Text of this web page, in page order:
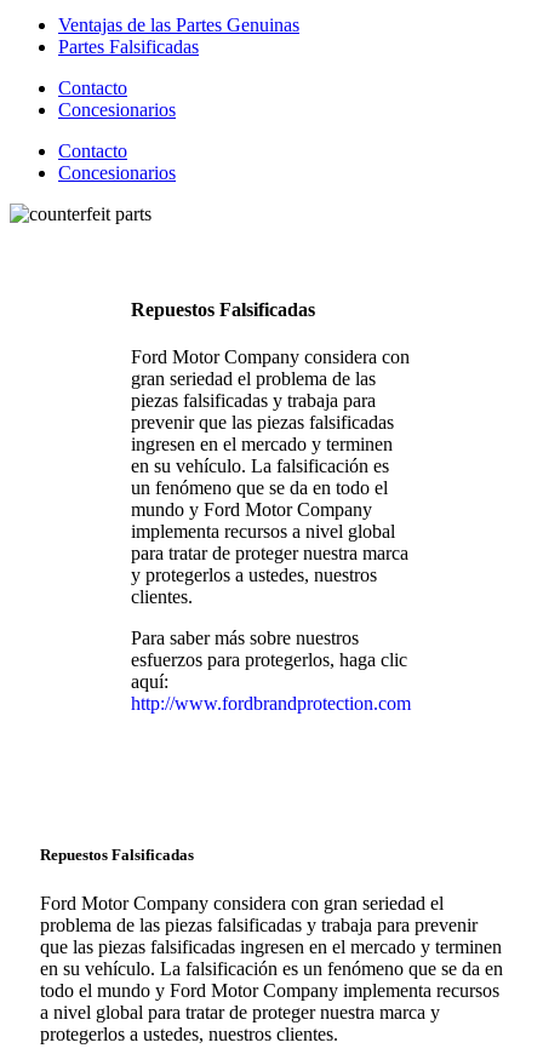
Ventajas de las Partes Genuinas
Partes Falsificadas
Contacto
Concesionarios
Contacto
Concesionarios
Repuestos Falsificadas
Ford Motor Company considera con
gran seriedad el problema de las
piezas falsificadas y trabaja para
prevenir que las piezas falsificadas
ingresen en el mercado y terminen
en su vehículo. La falsificación es
un fenómeno que se da en todo el
mundo y Ford Motor Company
implementa recursos a nivel global
para tratar de proteger nuestra marca
y protegerlos a ustedes, nuestros
clientes.
Para saber más sobre nuestros
esfuerzos para protegerlos, haga clic
aquí:
http://www.fordbrandprotection.com
Repuestos Falsificadas
Ford Motor Company considera con gran seriedad el
problema de las piezas falsificadas y trabaja para prevenir
que las piezas falsificadas ingresen en el mercado y terminen
en su vehículo. La falsificación es un fenómeno que se da en
todo el mundo y Ford Motor Company implementa recursos
a nivel global para tratar de proteger nuestra marca y
protegerlos a ustedes, nuestros clientes.